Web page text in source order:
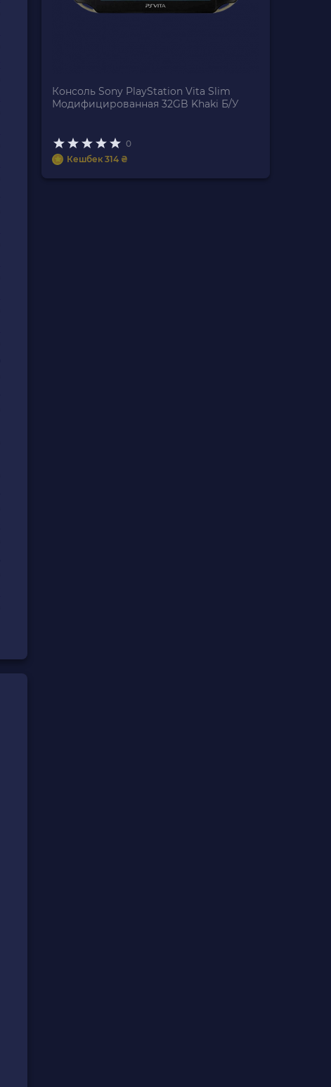
Консоль Sony PlayStation Vita Slim
Модифицированная 32GB Khaki Б/У
0
Кешбек 314 ₴